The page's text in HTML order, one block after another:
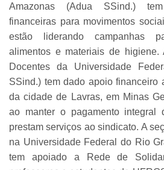
Amazonas (Adua SSind.)
financeiras para movimentos
estão liderando campanhas
alimentos e materiais de
Docentes da Universidade
SSind.) tem dado apoio financeiro
da cidade de Lavras, em Minas
ao manter o pagamento integral
prestam serviços ao sindicato. A
na Universidade Federal do Rio
tem apoiado a Rede de